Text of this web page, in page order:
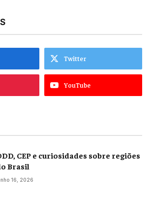
Twitter
YouTube
CEP e curiosidades sobre regiões
Brasil
16, 2026